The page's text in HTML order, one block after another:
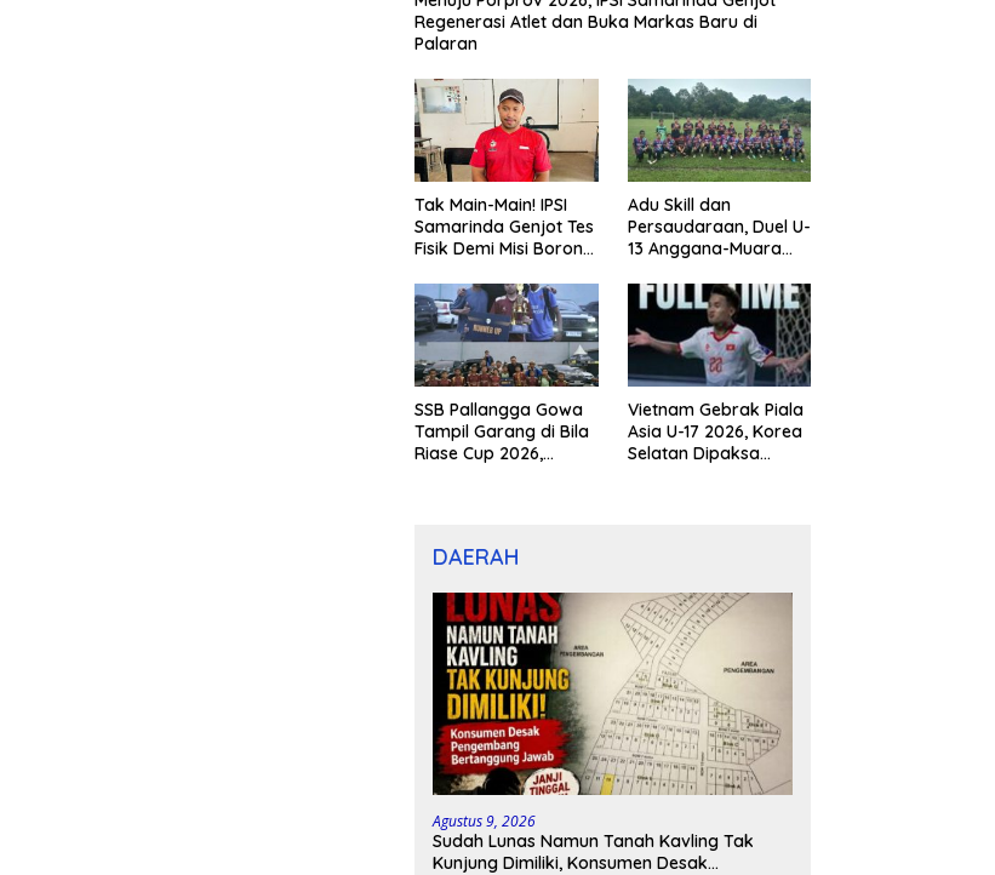
Regenerasi Atlet dan Buka Markas Baru di
Palaran
Tak Main-Main! IPSI
Samarinda Genjot Tes
Fisik Demi Misi Borong
Kaltim 2026
Adu Skill dan
Persaudaraan, Duel U-
13 Anggana-Muara
Meriah
SSB Pallangga Gowa
Tampil Garang di Bila
Riase Cup 2026,
Vietnam Gebrak Piala
Asia U-17 2026, Korea
Selatan Dipaksa
DAERAH
Agustus 9, 2026
Sudah Lunas Namun Tanah Kavling Tak
Kunjung Dimiliki, Konsumen Desak